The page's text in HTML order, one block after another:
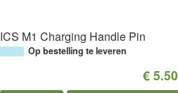
ICS M1 Charging Handle Pin
Op bestelling te leveren
€ 5.50